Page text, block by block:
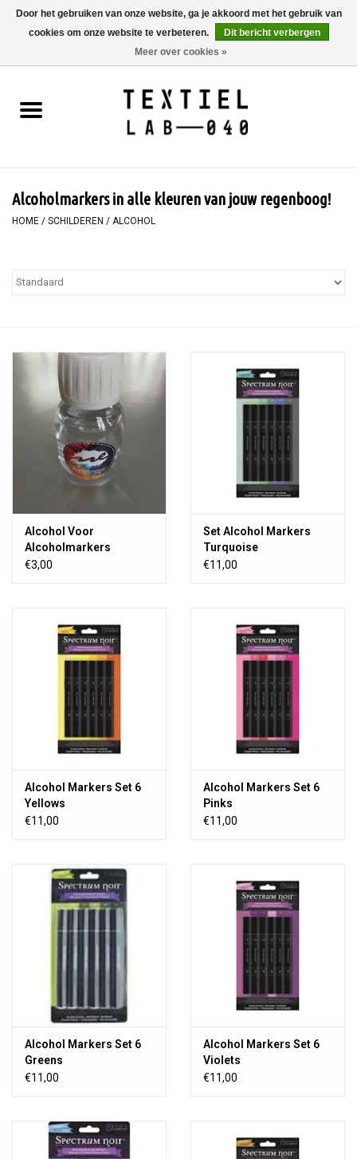
0 Artikelen - €0,00
BOEKEN
Alcoholmarkers in alle kleuren van jouw regenboog!
HOME / SCHILDEREN / ALCOHOL
Alcohol Voor
Alcoholmarkers
€3,00
Set Alcohol Markers
Turquoise
€11,00
Alcohol Markers Set 6
Yellows
€11,00
Alcohol Markers Set 6
Pinks
€11,00
Alcohol Markers Set 6
Greens
€11,00
Alcohol Markers Set 6
Violets
€11,00
Door het gebruiken van onze website, ga je akkoord met het gebruik van
cookies om onze website te verbeteren.
Dit bericht verbergen
Meer over cookies »